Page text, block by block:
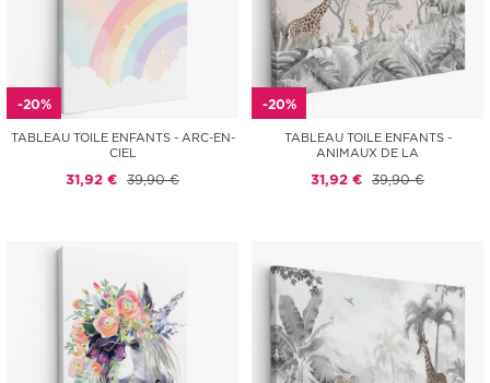
-20%
TABLEAU TOILE ENFANTS - ARC-EN-
CIEL
31,92 € 39,90 €
-20%
TABLEAU TOILE ENFANTS -
ANIMAUX DE LA
31,92 € 39,90 €